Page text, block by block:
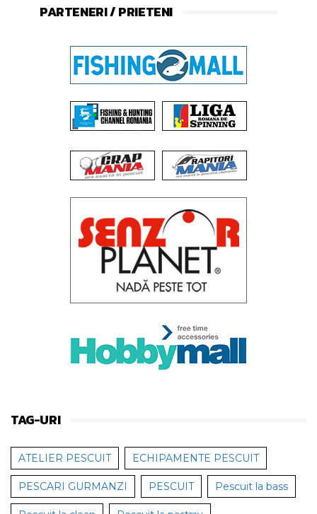
PARTENERI / PRIETENI
TAG-URI
ATELIER PESCUIT ECHIPAMENTE PESCUIT
PESCARI GURMANZI PESCUIT Pescuit la bass